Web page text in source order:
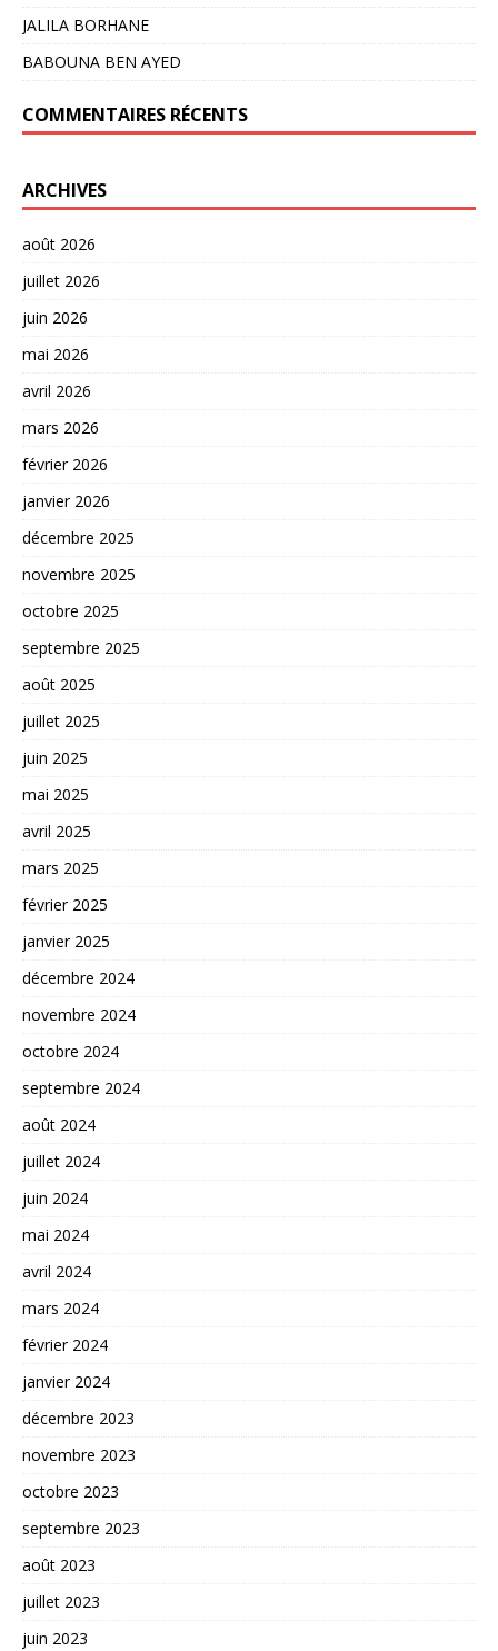
JALILA BORHANE
BABOUNA BEN AYED
COMMENTAIRES RÉCENTS
ARCHIVES
août 2026
juillet 2026
juin 2026
mai 2026
avril 2026
mars 2026
février 2026
janvier 2026
décembre 2025
novembre 2025
octobre 2025
septembre 2025
août 2025
juillet 2025
juin 2025
mai 2025
avril 2025
mars 2025
février 2025
janvier 2025
décembre 2024
novembre 2024
octobre 2024
septembre 2024
août 2024
juillet 2024
juin 2024
mai 2024
avril 2024
mars 2024
février 2024
janvier 2024
décembre 2023
novembre 2023
octobre 2023
septembre 2023
août 2023
juillet 2023
juin 2023